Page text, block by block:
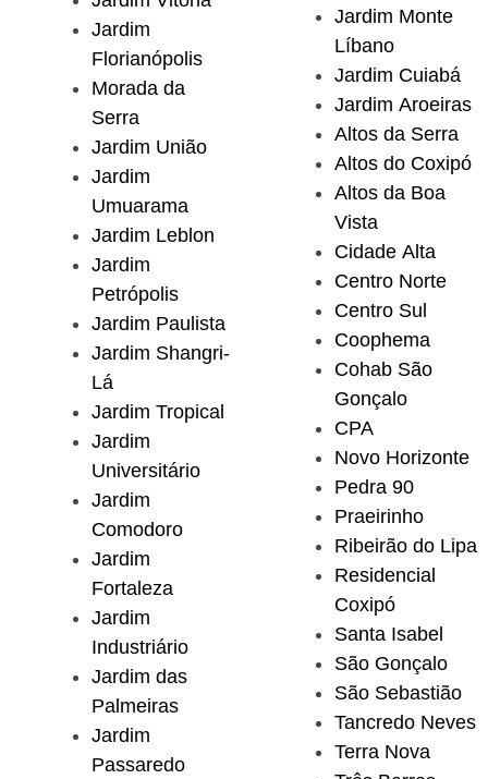
Jardim
Florianópolis
Morada da
Serra
Jardim União
Jardim
Umuarama
Jardim Leblon
Jardim
Petrópolis
Jardim Paulista
Jardim Shangri-
Lá
Jardim Tropical
Jardim
Universitário
Jardim
Comodoro
Jardim
Fortaleza
Jardim
Industriário
Jardim das
Palmeiras
Jardim
Passaredo
Jardim Monte
Líbano
Jardim Cuiabá
Jardim Aroeiras
Altos da Serra
Altos do Coxipó
Altos da Boa
Vista
Cidade Alta
Centro Norte
Centro Sul
Coophema
Cohab São
Gonçalo
CPA
Novo Horizonte
Pedra 90
Praeirinho
Ribeirão do Lipa
Residencial
Coxipó
Santa Isabel
São Gonçalo
São Sebastião
Tancredo Neves
Terra Nova